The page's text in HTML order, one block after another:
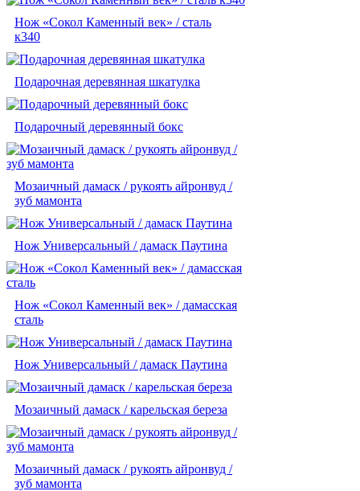
Нож «Сокол Каменный век» / сталь
к340
Подарочная деревянная шкатулка
Подарочный деревянный бокс
Мозаичный дамаск / рукоять айронвуд /
зуб мамонта
Нож Универсальный / дамаск Паутина
Нож «Сокол Каменный век» / дамасская
сталь
Нож Универсальный / дамаск Паутина
Мозаичный дамаск / карельская береза
Мозаичный дамаск / рукоять айронвуд /
зуб мамонта